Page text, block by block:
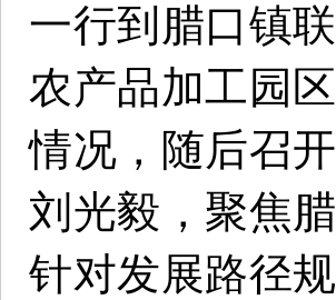
一行到腊口镇
农产品加工园
情况，随后召
刘光毅，聚焦
针对发展路径